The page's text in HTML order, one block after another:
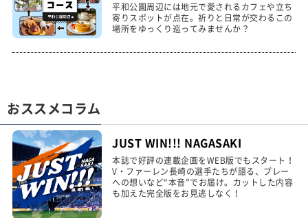
平和公園周辺には地元で愛されるカフェや立ち
寄りスポットが点在。祈りと日常が交わるこの
場所をゆっくり巡ってみませんか？
おススメコラム
JUST WIN!!! NAGASAKI
本誌で好評の連載企画をWEB版でもスタート！
V・ファーレン長崎の選手たちが語る、プレー
への想いなど“本音”でお届け。カットした内容
も加えた完全版をお見逃しなく！